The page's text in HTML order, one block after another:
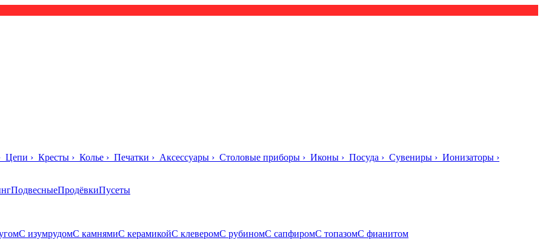
Цепи › Кресты › Колье › Печатки › Аксессуары › Столовые приборы › Иконы › Посуда › Сувениры › Ионизаторы ›
ПодвесныеПродёвкиПусеты
С изумрудомС камнямиС керамикойС клеверомС рубиномС сапфиромС топазомС фианитом